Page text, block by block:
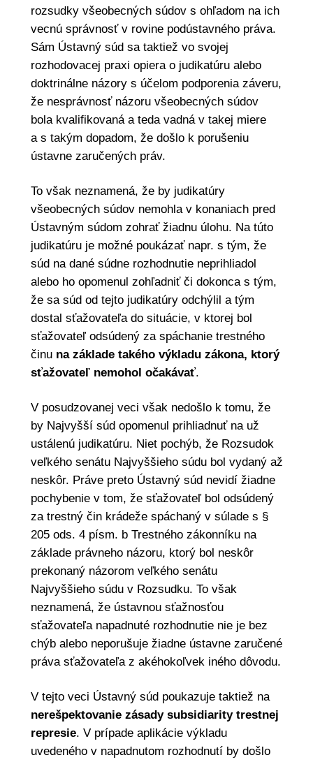
rozsudky všeobecných súdov s ohľadom na ich
vecnú správnosť v rovine podústavného práva.
Sám Ústavný súd sa taktiež vo svojej
rozhodovacej praxi opiera o judikatúru alebo
doktrinálne názory s účelom podporenia záveru,
že nesprávnosť názoru všeobecných súdov
bola kvalifikovaná a teda vadná v takej miere
a s takým dopadom, že došlo k porušeniu
ústavne zaručených práv.
To však neznamená, že by judikatúry
všeobecných súdov nemohla v konaniach pred
Ústavným súdom zohrať žiadnu úlohu. Na túto
judikatúru je možné poukázať napr. s tým, že
súd na dané súdne rozhodnutie neprihliadol
alebo ho opomenul zohľadniť či dokonca s tým,
že sa súd od tejto judikatúry odchýlil a tým
dostal sťažovateľa do situácie, v ktorej bol
sťažovateľ odsúdený za spáchanie trestného
činu na základe takého výkladu zákona, ktorý
sťažovateľ nemohol očakávať.
V posudzovanej veci však nedošlo k tomu, že
by Najvyšší súd opomenul prihliadnuť na už
ustálenú judikatúru. Niet pochýb, že Rozsudok
veľkého senátu Najvyššieho súdu bol vydaný až
neskôr. Práve preto Ústavný súd nevidí žiadne
pochybenie v tom, že sťažovateľ bol odsúdený
za trestný čin krádeže spáchaný v súlade s §
205 ods. 4 písm. b Trestného zákonníku na
základe právneho názoru, ktorý bol neskôr
prekonaný názorom veľkého senátu
Najvyššieho súdu v Rozsudku. To však
neznamená, že ústavnou sťažnosťou
sťažovateľa napadnuté rozhodnutie nie je bez
chýb alebo neporušuje žiadne ústavne zaručené
práva sťažovateľa z akéhokoľvek iného dôvodu.
V tejto veci Ústavný súd poukazuje taktiež na
nerešpektovanie zásady subsidiarity trestnej
represie. V prípade aplikácie výkladu
uvedeného v napadnutom rozhodnutí by došlo